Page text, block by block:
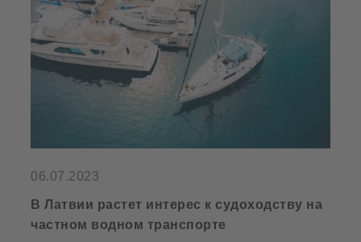
06.07.2023
В Латвии растет интерес к судоходству на
частном водном транспорте